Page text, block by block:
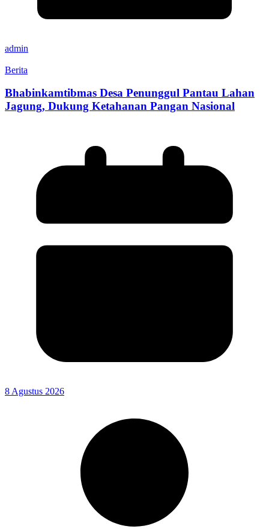
admin
Berita
Bhabinkamtibmas Desa Penunggul Pantau Lahan
Jagung, Dukung Ketahanan Pangan Nasional
8 Agustus 2026